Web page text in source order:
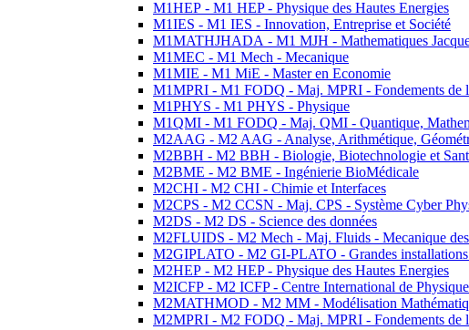
M1HEP - M1 HEP - Physique des Hautes Energies
M1IES - M1 IES - Innovation, Entreprise et Société
M1MATHJHADA - M1 MJH - Mathematiques
M1MEC - M1 Mech - Mecanique
M1MIE - M1 MiE - Master en Economie
M1MPRI - M1 FODQ - Maj. MPRI - Fondements de
M1PHYS - M1 PHYS - Physique
M1QMI - M1 FODQ - Maj. QMI - Quantique,
M2AAG - M2 AAG - Analyse, Arithmétique,
M2BBH - M2 BBH - Biologie, Biotechnologie et
M2BME - M2 BME - Ingénierie BioMédicale
M2CHI - M2 CHI - Chimie et Interfaces
M2CPS - M2 CCSN - Maj. CPS - Système Cyber
M2DS - M2 DS - Science des données
M2FLUIDS - M2 Mech - Maj. Fluids - Mecanique
M2GIPLATO - M2 GI-PLATO - Grandes installations
M2HEP - M2 HEP - Physique des Hautes Energies
M2ICFP - M2 ICFP - Centre International de
M2MATHMOD - M2 MM - Modélisation
M2MPRI - M2 FODQ - Maj. MPRI - Fondements de